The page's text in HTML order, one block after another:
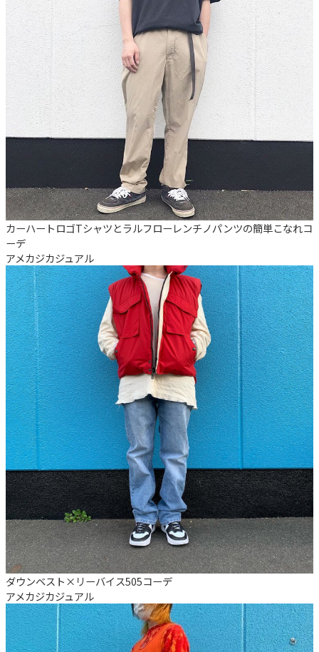
カーハートロゴTシャツとラルフローレンチノパンツの簡単こなれコ
ーデ
アメカジカジュアル
ダウンベスト×リーバイス505コーデ
アメカジカジュアル